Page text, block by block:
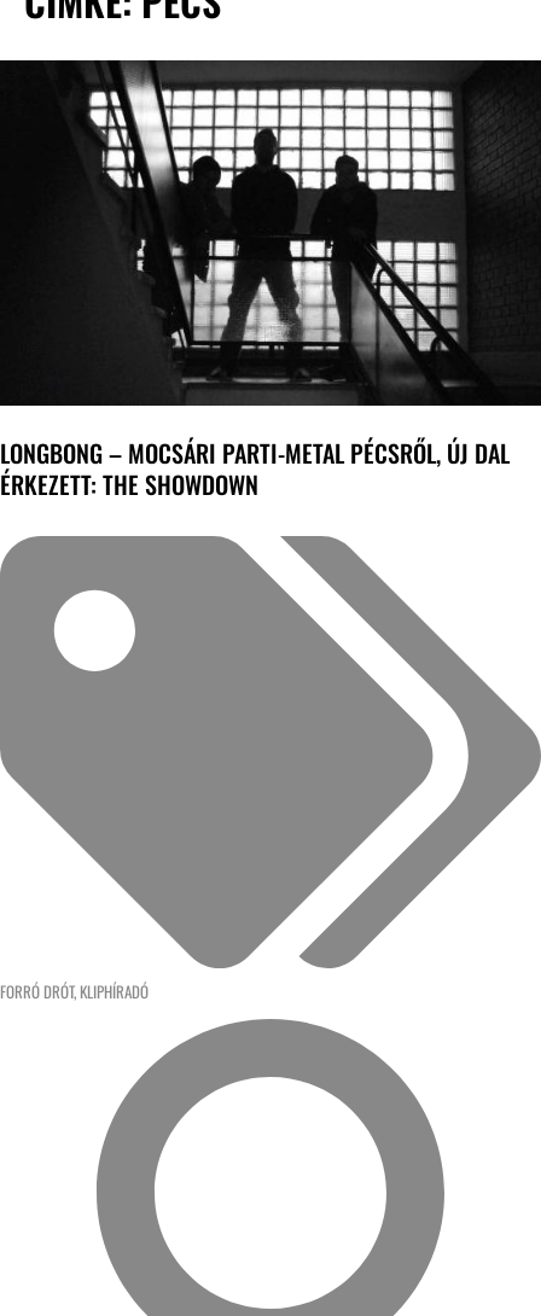
LONGBONG – MOCSÁRI PARTI-METAL PÉCSRŐL, ÚJ DAL
ÉRKEZETT: THE SHOWDOWN
FORRÓ DRÓT, KLIPHÍRADÓ